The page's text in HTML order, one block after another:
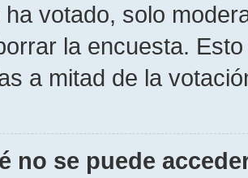
ha votado, solo
la encuesta.
a mitad de la
no se puede